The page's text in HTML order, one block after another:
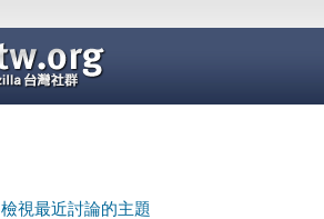
檢視最近討論的主題